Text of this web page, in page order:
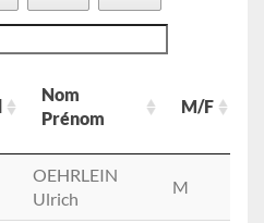
Nom
Prénom
M/F
Nom
Prénom
OEHRLEIN
Ulrich
M